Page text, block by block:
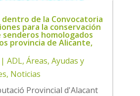
dentro de la Convocatoria
para la conservación
homologados
provincia de Alicante,
| ADL, Áreas, Ayudas y
, Noticias
Provincial d'Alacant